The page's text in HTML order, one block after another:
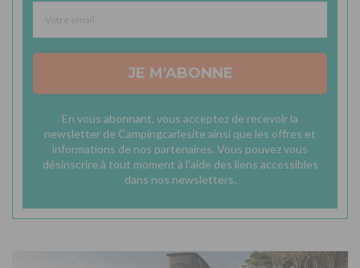
JE M'ABONNE
En vous abonnant, vous acceptez de recevoir la
newsletter de Campingcarlesite ainsi que les offres et
informations de nos partenaires. Vous pouvez vous
désinscrire à tout moment à l'aide des liens accessibles
dans nos newsletters.